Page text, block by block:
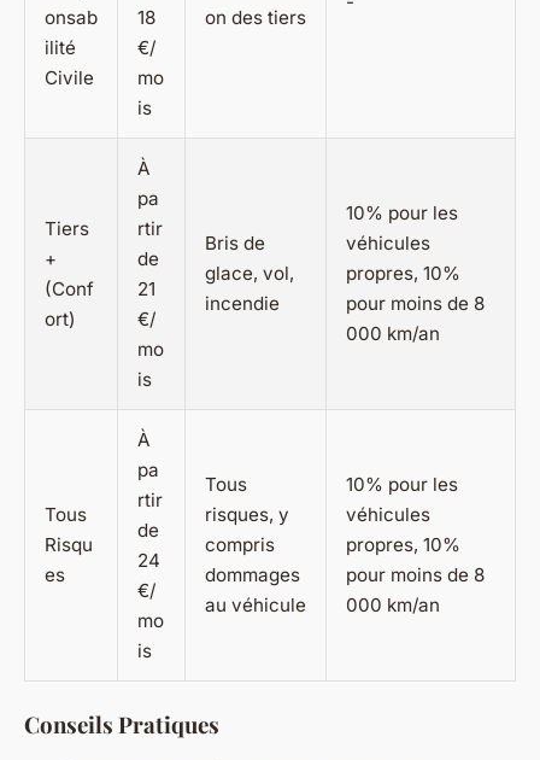
onsab
ilité
Civile
18
€/
mo
is
on des tiers
Tiers
+
(Conf
ort)
À
pa
rtir
de
21
€/
mo
is
Bris de
glace, vol,
incendie
10% pour les
véhicules
propres, 10%
pour moins de 8
000 km/an
Tous
Risqu
es
À
pa
rtir
de
24
€/
mo
is
Tous
risques, y
compris
dommages
au véhicule
10% pour les
véhicules
propres, 10%
pour moins de 8
000 km/an
Conseils Pratiques